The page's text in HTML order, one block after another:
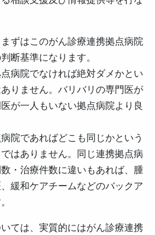
ずはこのがん診療連携拠点病院
断基準になります。
病院でなければ絶対ダメかとい
りません。バリバリの専門医が
が一人もいない拠点病院より良
院であればどこも同じかという
はありません。同じ連携拠点病
・治療件数に違いもあれば、腫
緩和ケアチームなどのバックア
いては、実質的にはがん診療連携